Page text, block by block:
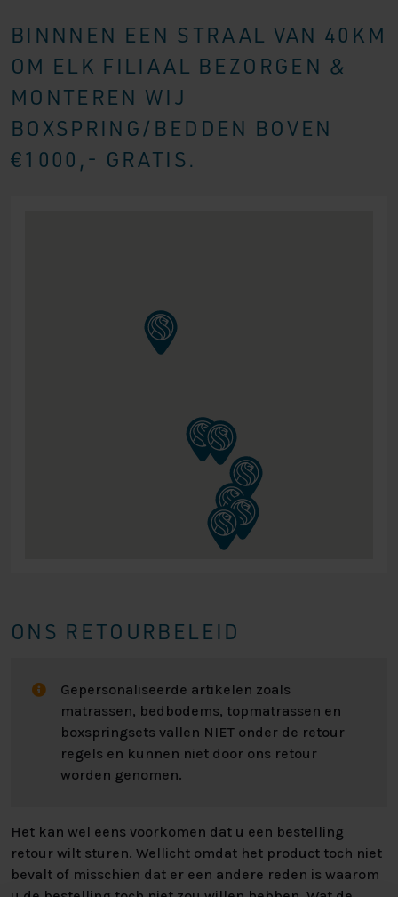
BINNNEN EEN STRAAL VAN 40KM
OM ELK FILIAAL BEZORGEN &
MONTEREN WIJ
BOXSPRING/BEDDEN BOVEN
€1000,- GRATIS.
ONS RETOURBELEID
Gepersonaliseerde artikelen zoals
matrassen, bedbodems, topmatrassen en
boxspringsets vallen NIET onder de retour
regels en kunnen niet door ons retour
worden genomen.
Het kan wel eens voorkomen dat u een bestelling
retour wilt sturen. Wellicht omdat het product toch niet
bevalt of misschien dat er een andere reden is waarom